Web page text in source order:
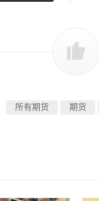
所有期货 期货